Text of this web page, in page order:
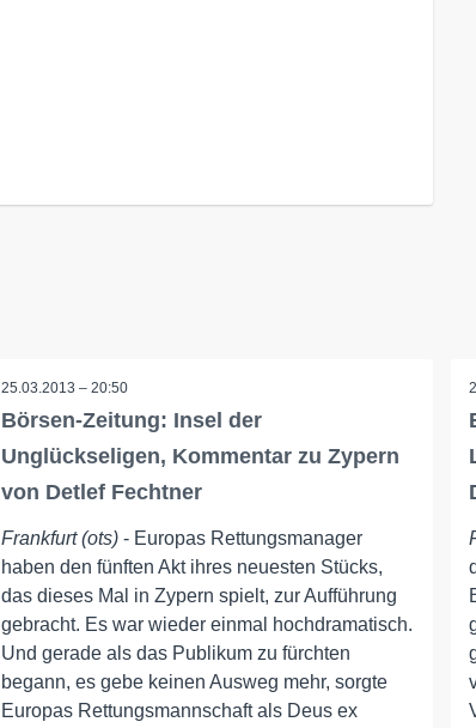
25.03.2013 – 20:50
Börsen-Zeitung: Insel der
Unglückseligen, Kommentar zu Zypern
von Detlef Fechtner
Frankfurt (ots)- Europas Rettungsmanager
haben den fünften Akt ihres neuesten Stücks,
das dieses Mal in Zypern spielt, zur Aufführung
gebracht. Es war wieder einmal hochdramatisch.
Und gerade als das Publikum zu fürchten
begann, es gebe keinen Ausweg mehr, sorgte
Europas Rettungsmannschaft als Deus ex